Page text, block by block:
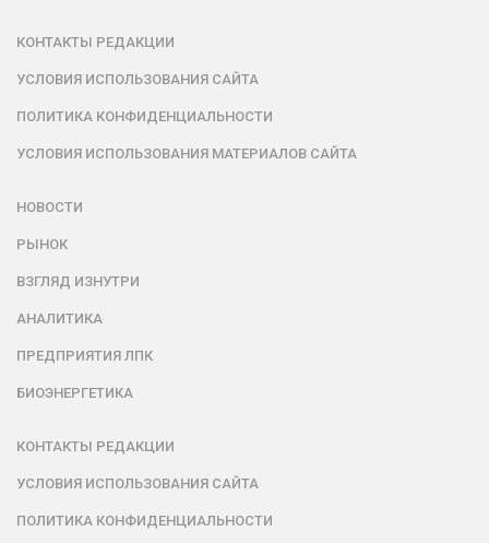
КОНТАКТЫ РЕДАКЦИИ
УСЛОВИЯ ИСПОЛЬЗОВАНИЯ САЙТА
ПОЛИТИКА КОНФИДЕНЦИАЛЬНОСТИ
УСЛОВИЯ ИСПОЛЬЗОВАНИЯ МАТЕРИАЛОВ САЙТА
НОВОСТИ
РЫНОК
ВЗГЛЯД ИЗНУТРИ
АНАЛИТИКА
ПРЕДПРИЯТИЯ ЛПК
БИОЭНЕРГЕТИКА
КОНТАКТЫ РЕДАКЦИИ
УСЛОВИЯ ИСПОЛЬЗОВАНИЯ САЙТА
ПОЛИТИКА КОНФИДЕНЦИАЛЬНОСТИ